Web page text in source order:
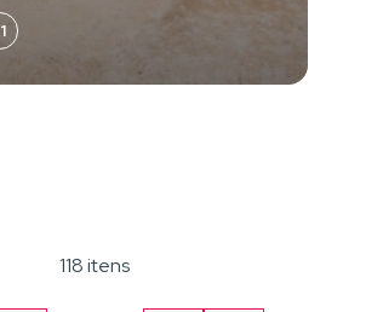
1
118 itens